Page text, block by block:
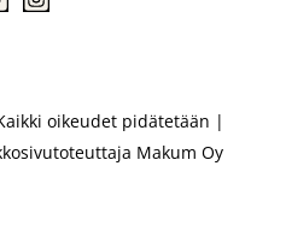
oikeudet pidätetään |
Makum Oy